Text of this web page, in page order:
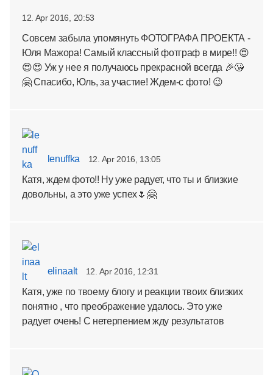
12. Apr 2016, 20:53
Совсем забыла упомянуть ФОТОГРАФА ПРОЕКТА -
Юля Мажора! Самый классный фотграф в мире!! 😍
😍😍 Уж у нее я получаюсь прекрасной всегда 🎉😘
🤗 Спасибо, Юль, за участие! Ждем-с фото! 😉
lenuffka 12. Apr 2016, 13:05
Катя, ждем фото!! Ну уже радует, что ты и близкие
довольны, а это уже успех🌷🤗
elinaalt 12. Apr 2016, 12:31
Катя, уже по твоему блогу и реакции твоих близких
понятно , что преображение удалось. Это уже
радует очень! С нетерпением жду результатов